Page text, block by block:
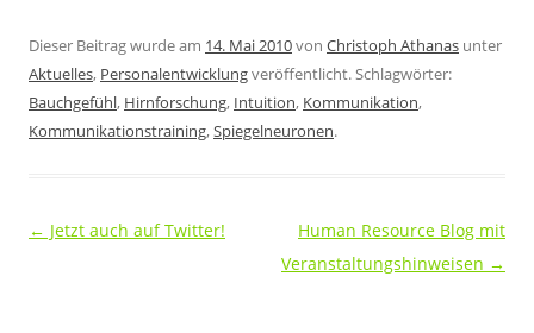
Dieser Beitrag wurde am 14. Mai 2010von Christoph Athanas unter
Aktuelles, Personalentwicklungveröffentlicht. Schlagwörter:
Bauchgefühl, Hirnforschung, Intuition, Kommunikation,
Kommunikationstraining,Spiegelneuronen.
Beitragsnavigation
← Jetzt auch auf Twitter!
Human Resource Blog mit
Veranstaltungshinweisen →